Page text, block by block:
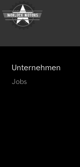
Unternehmen
Jobs